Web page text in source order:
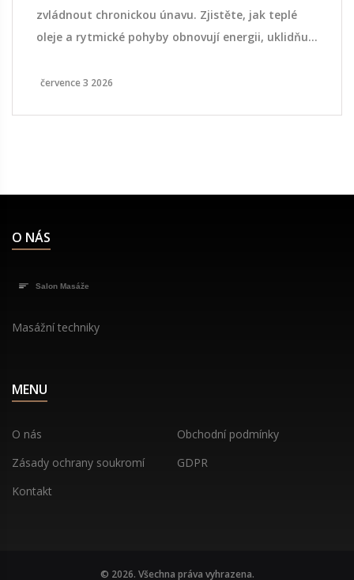
zvládnout chronickou únavu. Zjistěte, jak teplé
oleje a rytmické pohyby obnovují energii, uklidňují
července 3 2026
O NÁS
Masážní techniky
MENU
O nás
Obchodní podmínky
Zásady ochrany soukromí
GDPR
Kontakt
© 2026. Všechna práva vyhrazena.